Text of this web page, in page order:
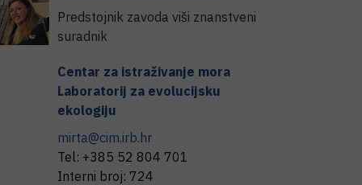
Predstojnik zavoda viši znanstveni
suradnik
Centar za istraživanje mora
Laboratorij za evolucijsku
ekologiju
mirta@cim.irb.hr
Tel: +385 52 804 701
Interni broj: 724